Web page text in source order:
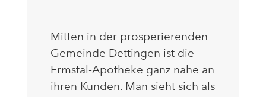
Mitten in der prosperierenden
Gemeinde Dettingen ist die
Ermstal-Apotheke ganz nahe an
ihren Kunden. Man sieht sich als